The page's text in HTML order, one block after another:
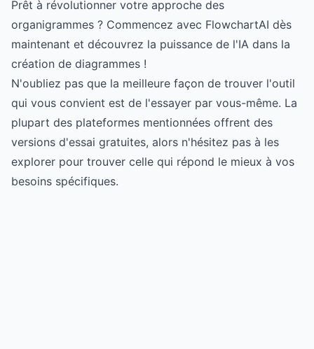
Prêt à révolutionner votre approche des
organigrammes ? Commencez avec FlowchartAI dès
maintenant et découvrez la puissance de l'IA dans la
création de diagrammes !
N'oubliez pas que la meilleure façon de trouver l'outil
qui vous convient est de l'essayer par vous-même. La
plupart des plateformes mentionnées offrent des
versions d'essai gratuites, alors n'hésitez pas à les
explorer pour trouver celle qui répond le mieux à vos
besoins spécifiques.